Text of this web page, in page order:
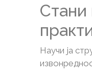
Научи ја